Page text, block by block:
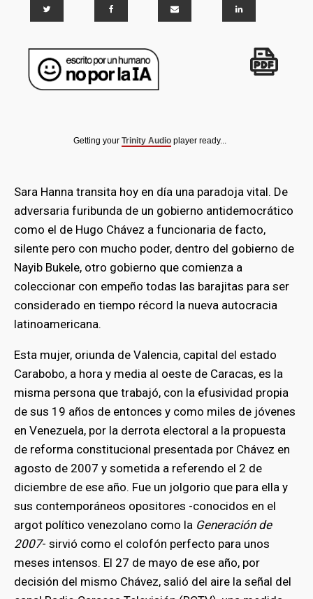
Getting your Trinity Audio player ready...
Sara Hanna transita hoy en día una paradoja vital. De
adversaria furibunda de un gobierno antidemocrático
como el de Hugo Chávez a funcionaria de facto,
silente pero con mucho poder, dentro del gobierno de
Nayib Bukele, otro gobierno que comienza a
coleccionar con empeño todas las barajitas para ser
considerado en tiempo récord la nueva autocracia
latinoamericana.
Esta mujer, oriunda de Valencia, capital del estado
Carabobo, a hora y media al oeste de Caracas, es la
misma persona que trabajó, con la efusividad propia
de sus 19 años de entonces y como miles de jóvenes
en Venezuela, por la derrota electoral a la propuesta
de reforma constitucional presentada por Chávez en
agosto de 2007 y sometida a referendo el 2 de
diciembre de ese año. Fue un jolgorio que para ella y
sus contemporáneos opositores -conocidos en el
argot político venezolano como la Generación de
2007- sirvió como el colofón perfecto para unos
meses intensos. El 27 de mayo de ese año, por
decisión del mismo Chávez, salió del aire la señal del